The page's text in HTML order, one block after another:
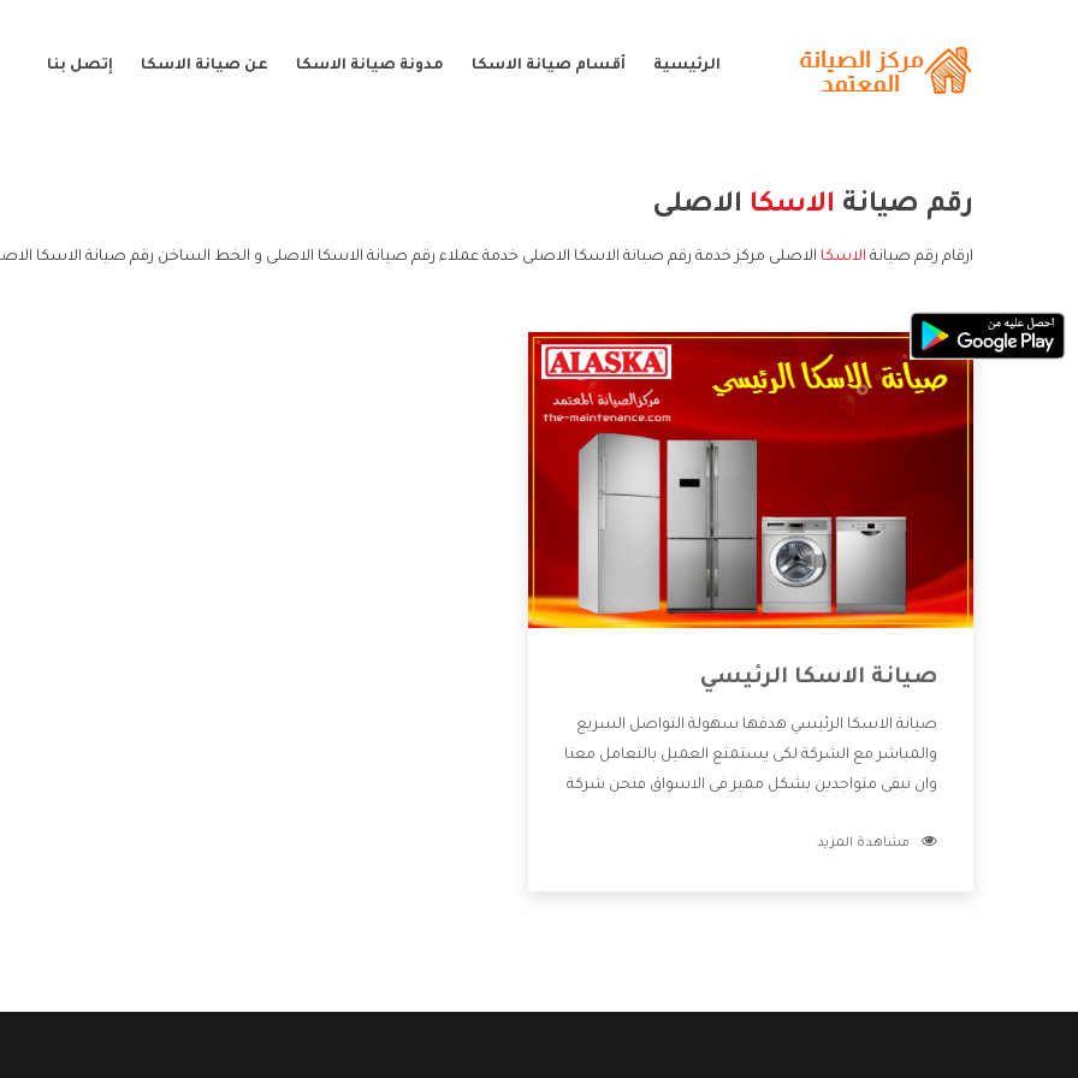
الرئيسية أقسام صيانة الاسكا مدونة صيانة الاسكا عن صيانة الاسكا إتصل بنا
رقم صيانة الاسكا الاصلى
ارقام رقم صيانة الاسكا الاصلى مركز خدمة رقم صيانة الاسكا الاصلى خدمة عملاء رقم صيانة الاسكا الاصلى و الخط الساخن رقم صيانة الاسكا
صيانة الاسكا الرئيسي
صيانة الاسكا الرئيسي هدفها سهولة التواصل السريع
والمباشر مع الشركة لكى يستمتع العميل بالتعامل معنا
وان نبقى متواجدين بشكل مميز فى الاسواق فنحن شركة
بالخدمات التى تنفرد الشركة بها والتى تكون منها خدمة
مشاهدة المزيد